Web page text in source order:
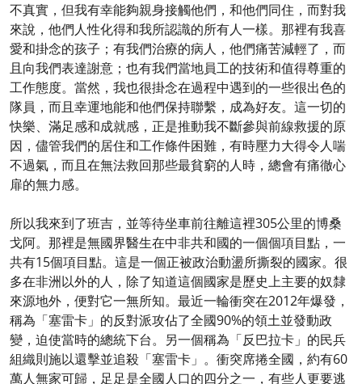
不真實，但我有幸能夠親身接觸他們，和他們同住，而對我
來說，他們人性化得和我所認識的所有人一樣。那裡有我喜
愛和掛念的孩子；有我們治療的病人，他們痛苦減輕了，而
且向我們表達謝意；也有我們當地員工的技術和值得尊重的
工作態度。當然，我也很掛念在過程中遇到的一些很出色的
隊員，而且幸運地能和他們保持聯繫，成為好友。這一切的
快樂、滿足感和成就感，正是推動我不斷參與前線救援的原
因，儘管我們的居住和工作條件困難，有時壓力大得令人喘
不過氣，而且在無法救回那些最貧窮的人時，總會有痛徹心
扉的無力感。
所以我來到了班吉，並等待坐車前往離這裡305公里的博桑
戈阿。那裡是無國界醫生在中非共和國的一個個項目點，一
共有15個項目點。這是一個正被政治動盪所撕裂的國家。很
多在非洲以外的人，除了知道這個國家是歷史上主要的奴隸
來源地外，便對它一無所知。最近一輪衝突在2012年爆發，
稱為「塞雷卡」的反對派攻佔了全國90%的領土並發動政
變，迫使當時的總統下台。另一個稱為「反巴拉卡」的民兵
組織則施以還擊並追殺「塞雷卡」。衝突席捲全國，約有60
萬人無家可歸，足足是全國人口的四分之一，有些人更要逃